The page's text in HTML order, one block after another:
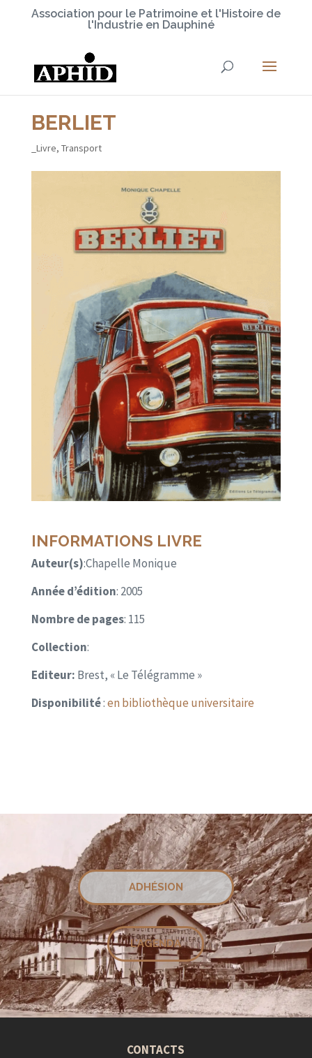
Association pour le Patrimoine et l'Histoire de
l'Industrie en Dauphiné
BERLIET
_Livre, Transport
INFORMATIONS LIVRE
Auteur(s):Chapelle Monique
Année d’édition: 2005
Nombre de pages: 115
Collection:
Editeur: Brest, « Le Télégramme »
Disponibilité:en bibliothèque universitaire
ADHÉSION
L'AGENDA
CONTACTS